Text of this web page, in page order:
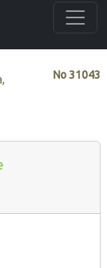
No31043